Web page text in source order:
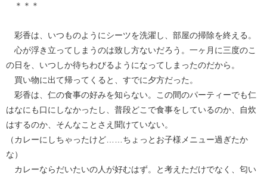
＊＊＊
彩香は、いつものようにシーツを洗濯し、部屋の掃除を終える。
心が浮き立ってしまうのは致し方ないだろう。一ヶ月に三度のこ
の日を、いつしか待ちわびるようになってしまったのだから。
買い物に出て帰ってくると、すでに夕方だった。
彩香は、仁の食事の好みを知らない。この間のパーティーでも仁
はなにも口にしなかったし、普段どこで食事をしているのか、自炊
はするのか、そんなことさえ聞けていない。
（カレーにしちゃったけど……ちょっとお子様メニュー過ぎたか
な）
カレーならだいたいの人が好むはず。と考えただけでなく、匂い